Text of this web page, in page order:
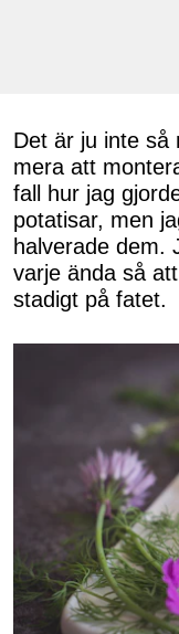
Det är ju inte så
mera att
fall hur jag
potatisar, men
halverade dem.
varje ända så
stadigt på fatet.